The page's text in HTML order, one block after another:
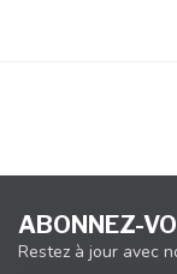
ABONNEZ-
Restez à jour avec